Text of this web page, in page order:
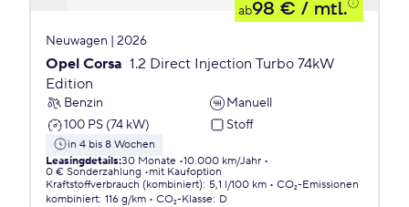
ab98 € / mtl.
Neuwagen | 2026
Opel Corsa 1.2 Direct Injection Turbo 74kW
Edition
Benzin
Manuell
100 PS (74 kW)
Stoff
in 4 bis 8 Wochen
Leasingdetails:30 Monate 10.000 km/Jahr
0 € Sonderzahlung
mit Kaufoption
Kraftstoffverbrauch (kombiniert): 5,1 l/100 km
CO₂-Emissionen
kombiniert: 116 g/km CO₂-Klasse: D